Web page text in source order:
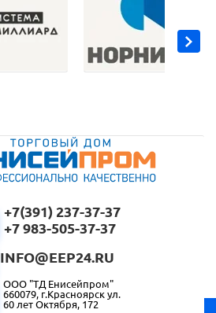
+7(391) 237-37-37
+7 983-505-37-37
INFO@EEP24.RU
ООО "ТД Енисейпром"
660079, г.Красноярск ул.
60 лет Октября, 172